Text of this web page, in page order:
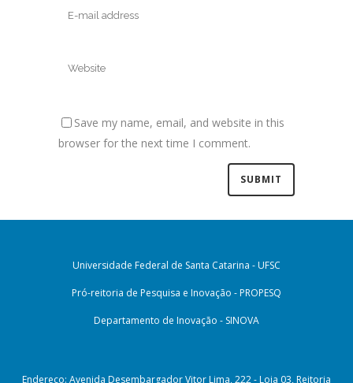
Save my name, email, and website in this
browser for the next time I comment.
Universidade Federal de Santa Catarina - UFSC
Pró-reitoria de Pesquisa e Inovação - PROPESQ
Departamento de Inovação - SINOVA
Endereço: Avenida Desembargador Vitor Lima, 222 - Loja 03, Reitoria